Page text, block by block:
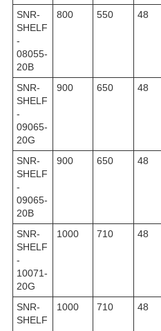
SNR-
SHELF
-
08055-
20B
800 550 48
SNR-
SHELF
-
09065-
20G
900 650 48
SNR-
SHELF
-
09065-
20B
900 650 48
SNR-
SHELF
-
10071-
20G
1000 710 48
SNR-
SHELF
1000 710 48